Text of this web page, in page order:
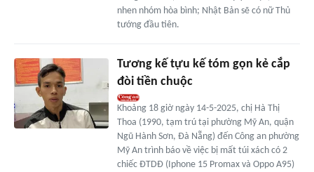
nhen nhóm hòa bình; Nhật Bản sẽ có nữ Thủ
tướng đầu tiên.
Tương kế tựu kế tóm gọn kẻ cắp
đòi tiền chuộc
Khoảng 18 giờ ngày 14-5-2025, chị Hà Thị
Thoa (1990, tạm trú tại phường Mỹ An, quận
Ngũ Hành Sơn, Đà Nẵng) đến Công an phường
Mỹ An trình báo về việc bị mất túi xách có 2
chiếc ĐTDĐ (Iphone 15 Promax và Oppo A95)